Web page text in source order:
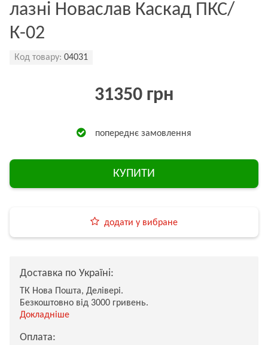
лазні Новаслав Каскад ПКС/
К-02
Код товару: 04031
31350 грн
попереднє замовлення
КУПИТИ
додати у вибране
Доставка по Україні:
ТК Нова Пошта, Делівері.
Безкоштовно від 3000 гривень.
Докладніше
Оплата: